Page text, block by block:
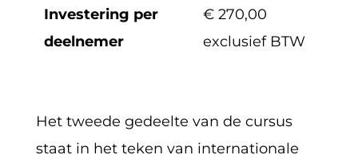
Investering per
deelnemer
€ 270,00
exclusief BTW
Het tweede gedeelte van de cursus
staat in het teken van internationale